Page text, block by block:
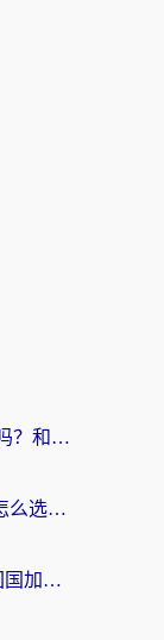
海外党必看：快帆TV版VPN好用吗？和快游VPN对比哪个回国效果更好？附实用避坑指南
海外党无忧指南：国内节点v2ray怎么选？一键回国VPN+多场景实测帮你避坑
海外党必看：如何选到最好用的回国加速器？从节点到售后的全维度指南